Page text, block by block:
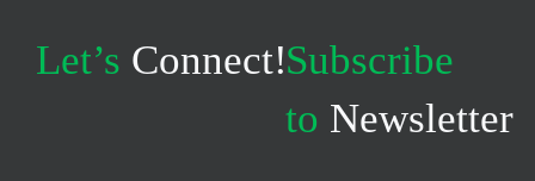
Let’s Connect!Subscribe
to Newsletter